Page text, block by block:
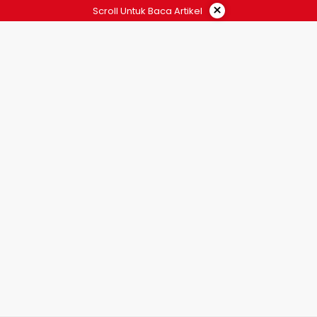
Scroll Untuk Baca Artikel ×